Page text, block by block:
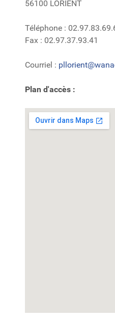
56100 LORIENT
Téléphone :
Fax : 02.97.37.93.41
Courriel :
Plan d'accès :